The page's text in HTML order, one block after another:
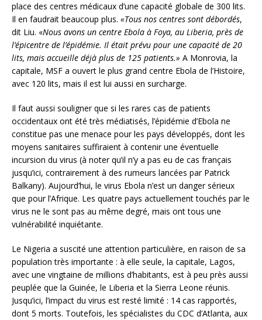
place des centres médicaux d’une capacité globale de 300 lits.
Il en faudrait beaucoup plus. «Tous nos centres sont débordés,
dit Liu. «Nous avons un centre Ebola à Foya, au Liberia, près de
l’épicentre de l’épidémie. Il était prévu pour une capacité de 20
lits, mais accueille déjà plus de 125 patients.» A Monrovia, la
capitale, MSF a ouvert le plus grand centre Ebola de l’Histoire,
avec 120 lits, mais il est lui aussi en surcharge.
Il faut aussi souligner que si les rares cas de patients
occidentaux ont été très médiatisés, l’épidémie d’Ebola ne
constitue pas une menace pour les pays développés, dont les
moyens sanitaires suffiraient à contenir une éventuelle
incursion du virus (à noter qu’il n’y a pas eu de cas français
jusqu’ici, contrairement à des rumeurs lancées par Patrick
Balkany). Aujourd’hui, le virus Ebola n’est un danger sérieux
que pour l’Afrique. Les quatre pays actuellement touchés par le
virus ne le sont pas au même degré, mais ont tous une
vulnérabilité inquiétante.
Le Nigeria a suscité une attention particulière, en raison de sa
population très importante : à elle seule, la capitale, Lagos,
avec une vingtaine de millions d’habitants, est à peu près aussi
peuplée que la Guinée, le Liberia et la Sierra Leone réunis.
Jusqu’ici, l’impact du virus est resté limité : 14 cas rapportés,
dont 5 morts. Toutefois, les spécialistes du CDC d’Atlanta, aux